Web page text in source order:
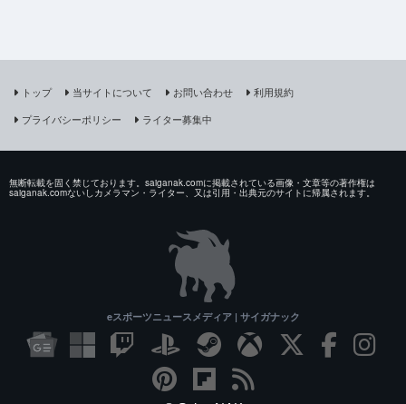
トップ 当サイトについて お問い合わせ
利用規約
プライバシーポリシー
ライター募集中
無断転載を固く禁じております。saiganak.comに掲載されている画像・文章等の著作権は
saiganak.comないしカメラマン・ライター、又は引用・出典元のサイトに帰属されます。
eスポーツニュースメディア | サイガナック